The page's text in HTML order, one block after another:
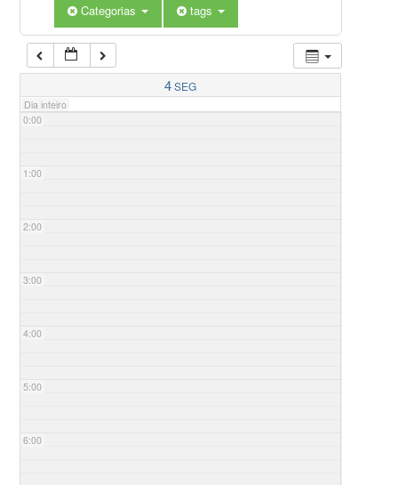
Categorias tags
4SEG
Dia inteiro
0:00
1:00
2:00
3:00
4:00
5:00
6:00